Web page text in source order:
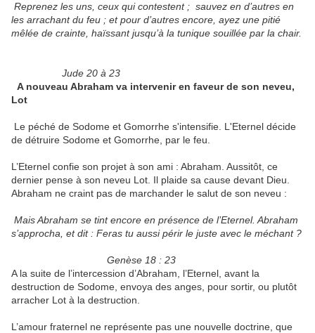
Reprenez les uns, ceux qui contestent ; sauvez en d’autres en
les arrachant du feu ; et pour d’autres encore, ayez une pitié
mêlée de crainte, haïssant jusqu’à la tunique souillée par la chair.
Jude 20 à 23
A nouveau Abraham va intervenir en faveur de son neveu,
Lot
Le péché de Sodome et Gomorrhe s'intensifie. L'Eternel décide
de détruire Sodome et Gomorrhe, par le feu.
L’Eternel confie son projet à son ami : Abraham. Aussitôt, ce
dernier pense à son neveu Lot. Il plaide sa cause devant Dieu.
Abraham ne craint pas de marchander le salut de son neveu :
Mais Abraham se tint encore en présence de l’Eternel. Abraham
s’approcha, et dit : Feras tu aussi périr le juste avec le méchant ?
Genèse 18 : 23
A la suite de l’intercession d’Abraham, l’Eternel, avant la
destruction de Sodome, envoya des anges, pour sortir, ou plutôt
arracher Lot à la destruction.
L’amour fraternel ne représente pas une nouvelle doctrine, que